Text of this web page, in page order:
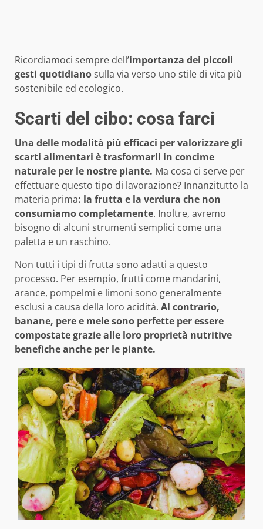
Ricordiamoci sempre dell’importanza dei piccoli
gesti quotidianosulla via verso uno stile di vita più
sostenibile ed ecologico.
Scarti del cibo: cosa farci
Una delle modalità più efficaci per valorizzare gli
scarti alimentari è trasformarli in concime
naturale per le nostre piante. Ma cosa ci serve per
effettuare questo tipo di lavorazione? Innanzitutto la
materia prima: la frutta e la verdura che non
consumiamo completamente. Inoltre, avremo
bisogno di alcuni strumenti semplici come una
paletta e un raschino.
Non tutti i tipi di frutta sono adatti a questo
processo. Per esempio, frutti come mandarini,
arance, pompelmi e limoni sono generalmente
esclusi a causa della loro acidità. Al contrario,
banane, pere e mele sono perfette per essere
compostate grazie alle loro proprietà nutritive
benefiche anche per le piante.